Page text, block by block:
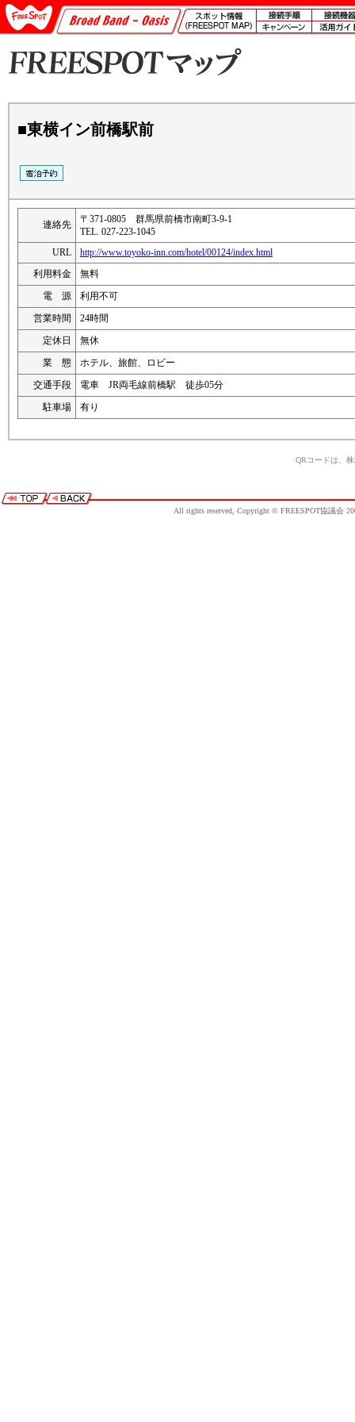
■東横イン前橋駅前
連絡先
〒371-0805 群馬県前橋市南町3‐9‐1
TEL. 027-223-1045
URL
http://www.toyoko-inn.com/hotel/00124/index.html
利用料金
無料
電 源
利用不可
営業時間
24時間
定休日
無休
業 態
ホテル、旅館、ロビー
交通手段
電車 JR両毛線前橋駅 徒歩05分
駐車場
有り
QRコードは、
All rights reserved, Copyright © FREESPOT協議会